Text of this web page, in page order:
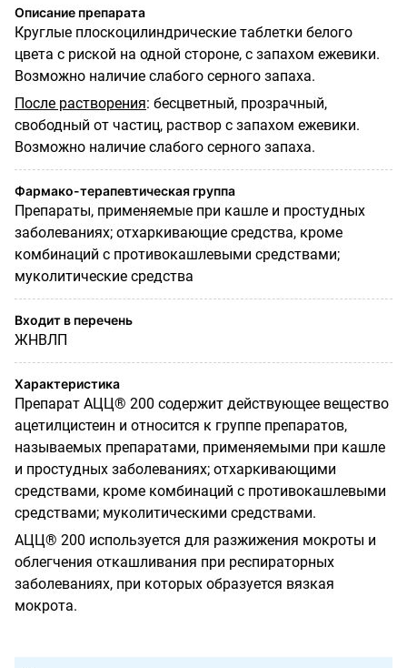
Описание препарата
Круглые плоскоцилиндрические таблетки белого
цвета с риской на одной стороне, с запахом ежевики.
Возможно наличие слабого серного запаха.
После растворения: бесцветный, прозрачный,
свободный от частиц, раствор с запахом ежевики.
Возможно наличие слабого серного запаха.
Фармако-терапевтическая группа
Препараты, применяемые при кашле и простудных
заболеваниях; отхаркивающие средства, кроме
комбинаций с противокашлевыми средствами;
муколитические средства
Входит в перечень
ЖНВЛП
Характеристика
Препарат АЦЦ® 200 содержит действующее вещество
ацетилцистеин и относится к группе препаратов,
называемых препаратами, применяемыми при кашле
и простудных заболеваниях; отхаркивающими
средствами, кроме комбинаций с противокашлевыми
средствами; муколитическими средствами.
АЦЦ® 200 используется для разжижения мокроты и
облегчения откашливания при респираторных
заболеваниях, при которых образуется вязкая
мокрота.